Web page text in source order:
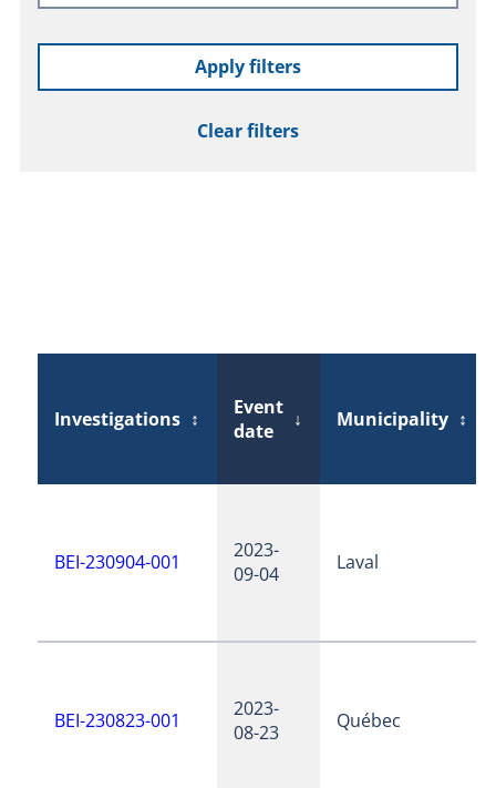
Apply filters
Clear filters
Investigations ↕
Event
date
↓ Municipality ↕
BEI-230904-001
2023-
09-04
Laval
BEI-230823-001
2023-
08-23
Québec